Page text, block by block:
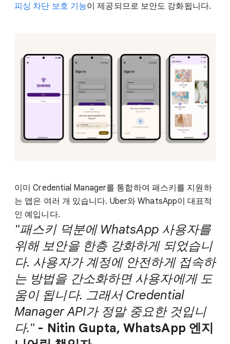
피싱 차단 보호 기능이 제공되므로 보안도 강화됩니다.
이미 Credential Manager를 통합하여 패스키를 지원하
는 앱은 여러 개 있습니다. Uber와 WhatsApp이 대표적
인 예입니다.
"패스키 덕분에 WhatsApp 사용자를
위해 보안을 한층 강화하게 되었습니
다. 사용자가 계정에 안전하게 접속하
는 방법을 간소화하면 사용자에게 도
움이 됩니다. 그래서 Credential
Manager API가 정말 중요한 것입니
다." - Nitin Gupta, WhatsApp 엔지